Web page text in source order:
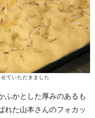
ていただきました
ふかとした厚みのあるも
れた山本さんのフォカッ